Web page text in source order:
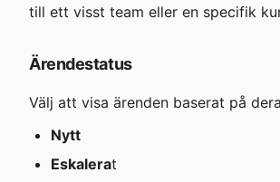
till ett visst team eller en specifik
Ärendestatus
Välj att visa ärenden baserat på
Nytt
Eskalerat